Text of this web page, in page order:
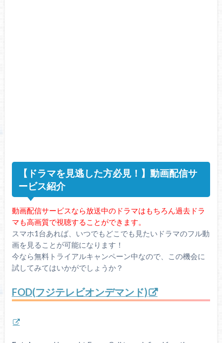
【ドラマを見逃した方必見！】動画配信サ
ービス紹介
動画配信サービスなら放送中のドラマはもちろん過去ドラ
マも高画質で視聴することができます。
スマホ1台あれば、いつでもどこでも見たいドラマのフル動
画を見ることが可能になります！
今なら無料トライアルキャンペーン中なので、この機会に
試してみてはいかがでしょうか？
FOD(フジテレビオンデマンド)